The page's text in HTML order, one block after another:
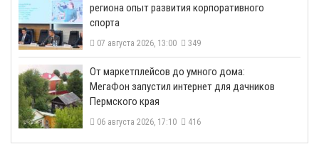
региона опыт развития корпоративного
спорта
07 августа 2026, 13:00 349
От маркетплейсов до умного дома:
МегаФон запустил интернет для дачников
Пермского края
06 августа 2026, 17:10 416